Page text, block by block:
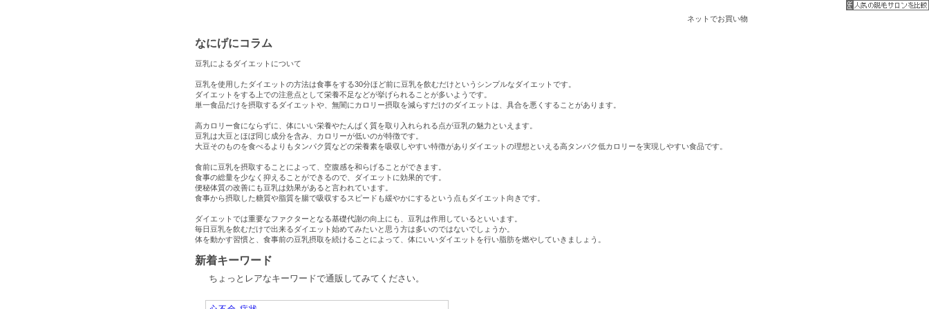
ネットでお買い物
なにげにコラム
豆乳によるダイエットについて
豆乳を使用したダイエットの方法は食事をする30分ほど前に豆乳を飲むだけというシンプルなダイエットです。
ダイエットをする上での注意点として栄養不足などが挙げられることが多いようです。
単一食品だけを摂取するダイエットや、無闇にカロリー摂取を減らすだけのダイエットは、具合を悪くすることがあります。
高カロリー食にならずに、体にいい栄養やたんぱく質を取り入れられる点が豆乳の魅力といえます。
豆乳は大豆とほぼ同じ成分を含み、カロリーが低いのが特徴です。
大豆そのものを食べるよりもタンパク質などの栄養素を吸収しやすい特徴がありダイエットの理想といえる高タンパク低カロリーを実現しやすい食品です。
食前に豆乳を摂取することによって、空腹感を和らげることができます。
食事の総量を少なく抑えることができるので、ダイエットに効果的です。
便秘体質の改善にも豆乳は効果があると言われています。
食事から摂取した糖質や脂質を腸で吸収するスピードも緩やかにするという点もダイエット向きです。
ダイエットでは重要なファクターとなる基礎代謝の向上にも、豆乳は作用しているといいます。
毎日豆乳を飲むだけで出来るダイエット始めてみたいと思う方は多いのではないでしょうか。
体を動かす習慣と、食事前の豆乳摂取を続けることによって、体にいいダイエットを行い脂肪を燃やしていきましょう。
新着キーワード
ちょっとレアなキーワードで通販してみてください。